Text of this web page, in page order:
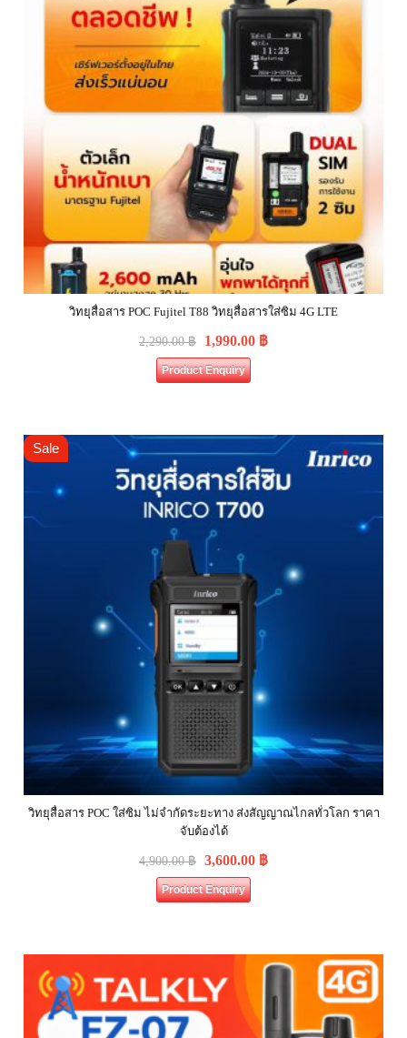
วิทยุสื่อสาร POC Fujitel T88 วิทยุสื่อสารใส่ซิม 4G LTE
2,290.00฿ 1,990.00 ฿
Product Enquiry
Sale
วิทยุสื่อสาร POC ใส่ซิม ไม่จำกัดระยะทาง ส่งสัญญาณไกลทั่วโลก ราคา
จับต้องได้
4,900.00฿ 3,600.00 ฿
Product Enquiry